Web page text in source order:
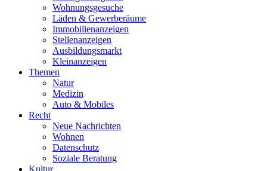
Wohnungsgesuche
Läden & Gewerberäume
Immobilienanzeigen
Stellenanzeigen
Ausbildungsmarkt
Kleinanzeigen
Themen
Natur
Medizin
Auto & Mobiles
Recht
Neue Nachrichten
Wohnen
Datenschutz
Soziale Beratung